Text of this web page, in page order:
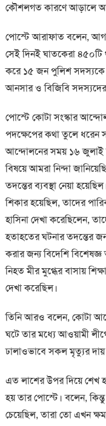
কৌশলগত কারণে আড়ালে
পোস্টে আরাফাত বলেন,
সেই দিনই ঘাতকেরা ৪৫০টি
করে ১৫ জন পুলিশ
আনসার ও বিজিবি
পোস্টে কোটা সংস্কার
পদক্ষেপের কথা তুলে ধরেন
আন্দোলনের সময় ১৬ জুলাই
বিষয়ে আমরা নিন্দা
তদন্তের ব্যবস্থা নেয়া
শিকার হয়েছিল, তাদের
হাসিনা দেখা করেছিলেন,
হতাহতের ঘটনার তদন্তের
করার জন্য বিদেশি
নিহত মীর মুগ্ধের বাসায়
দেখা করেছিল।
তিনি আরও বলেন, কোটা
ঘটে তার মধ্যে আওয়ামী
ঢালাওভাবে সকল মৃত্যুর
এত লাশের উপর দিয়ে শেখ
হয় তার পোস্টে। বলেন,
চেয়েছিল, তারা তো এখন